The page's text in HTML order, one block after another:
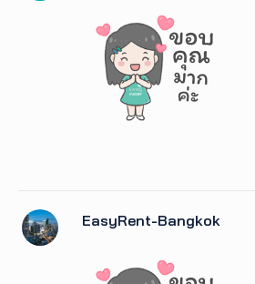
EasyRent-Bangkok